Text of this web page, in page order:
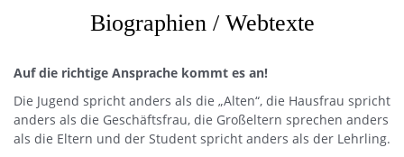
Biographien / Webtexte
Auf die richtige Ansprache kommt es an!
Die Jugend spricht anders als die „Alten“, die Hausfrau spricht
anders als die Geschäftsfrau, die Großeltern sprechen anders
als die Eltern und der Student spricht anders als der Lehrling.